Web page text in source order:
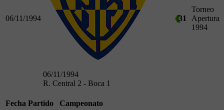
06/11/1994
06/11/1994
R. Central 2 - Boca 1
31
Torneo
Apertura
1994
Fecha Partido Campeonato